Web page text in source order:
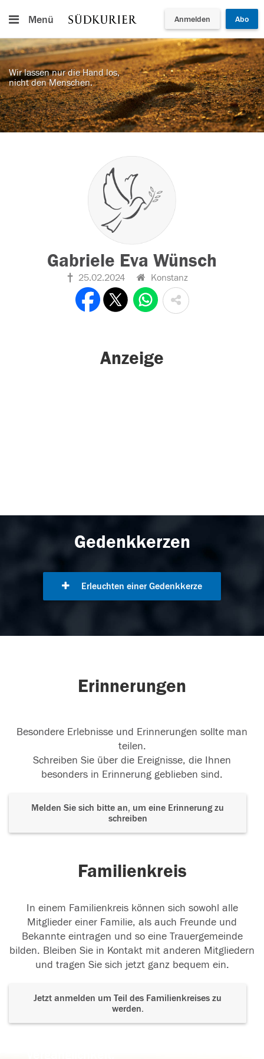
Menü Anmelden Abo
Wir lassen nur die Hand los,
nicht den Menschen.
Gabriele Eva Wünsch
25.02.2024 Konstanz
Anzeige
Gedenkkerzen
Erleuchten einer Gedenkkerze
Erinnerungen
Besondere Erlebnisse und Erinnerungen sollte man
teilen.
Schreiben Sie über die Ereignisse, die Ihnen
besonders in Erinnerung geblieben sind.
Melden Sie sich bitte an, um eine Erinnerung zu
schreiben
Familienkreis
In einem Familienkreis können sich sowohl alle
Mitglieder einer Familie, als auch Freunde und
Bekannte eintragen und so eine Trauergemeinde
bilden. Bleiben Sie in Kontakt mit anderen Mitgliedern
und tragen Sie sich jetzt ganz bequem ein.
Jetzt anmelden um Teil des Familienkreises zu
werden.